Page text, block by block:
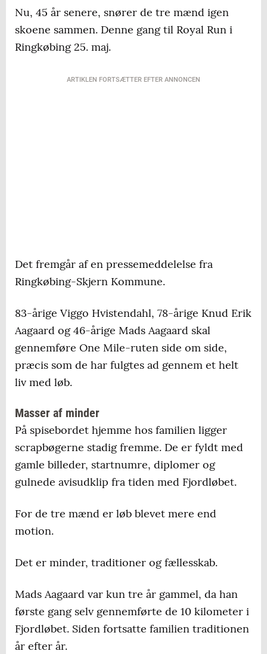
Nu, 45 år senere, snører de tre mænd igen
skoene sammen. Denne gang til Royal Run i
Ringkøbing 25. maj.
ARTIKLEN FORTSÆTTER EFTER ANNONCEN
Det fremgår af en pressemeddelelse fra
Ringkøbing-Skjern Kommune.
83-årige Viggo Hvistendahl, 78-årige Knud Erik
Aagaard og 46-årige Mads Aagaard skal
gennemføre One Mile-ruten side om side,
præcis som de har fulgtes ad gennem et helt
liv med løb.
Masser af minder
På spisebordet hjemme hos familien ligger
scrapbøgerne stadig fremme. De er fyldt med
gamle billeder, startnumre, diplomer og
gulnede avisudklip fra tiden med Fjordløbet.
For de tre mænd er løb blevet mere end
motion.
Det er minder, traditioner og fællesskab.
Mads Aagaard var kun tre år gammel, da han
første gang selv gennemførte de 10 kilometer i
Fjordløbet. Siden fortsatte familien traditionen
år efter år.